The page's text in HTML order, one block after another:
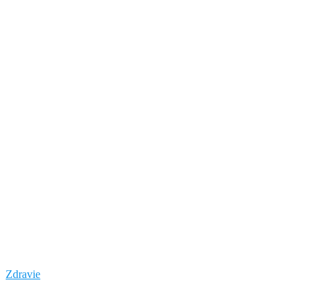
Zdravie